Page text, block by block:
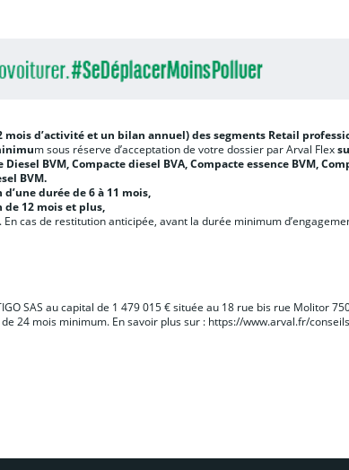
d’activité et un bilan annuel) des segments Retail
m sous réserve d’acceptation de votre dossier par Arval Flex
BVM, Compacte diesel BVA, Compacte essence BVM,
BVM.
durée de 6 à 11 mois,
12 mois et plus,
cas de restitution anticipée, avant la durée minimum
SAS au capital de 1 479 015 € située au 18 rue bis rue Molitor
24 mois minimum. En savoir plus sur : https://www.arval.fr/